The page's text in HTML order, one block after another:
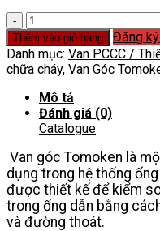
Van
Góc
Tomoken
số
lượng
Thêm vào giỏ hàng
Đăng
Danh mục: Van PCCC /
chữa cháy, Van Góc
Mô tả
Đánh giá (0)
Catalogue
Van góc Tomoken là
dụng trong hệ thống
được thiết kế để kiểm
trong ống dẫn bằng
và đường thoát.